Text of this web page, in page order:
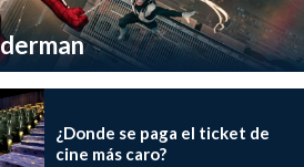
¿Donde se paga el ticket de
cine más caro?